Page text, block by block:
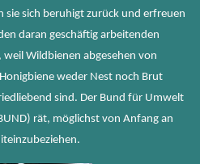
sich beruhigt zurück und erfreuen
daran geschäftig arbeitenden
weil Wildbienen abgesehen von
weder Nest noch Brut
sind. Der Bund für Umwelt
rät, möglichst von Anfang an